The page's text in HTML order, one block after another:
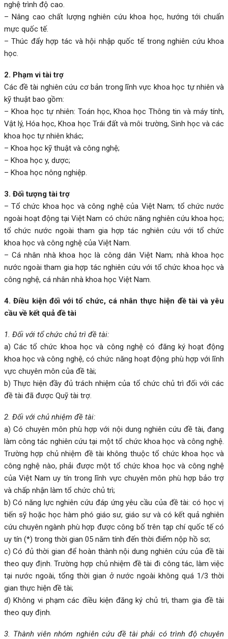
nghệ trình độ cao.
– Nâng cao chất lượng nghiên cứu khoa học, hướng tới chuẩn
mực quốc tế.
– Thúc đẩy hợp tác và hội nhập quốc tế trong nghiên cứu khoa
học.
2. Phạm vi tài trợ
Các đề tài nghiên cứu cơ bản trong lĩnh vực khoa học tự nhiên và
kỹ thuật bao gồm:
– Khoa học tự nhiên: Toán học, Khoa học Thông tin và máy tính,
Vật lý, Hóa học, Khoa học Trái đất và môi trường, Sinh học và các
khoa học tự nhiên khác;
– Khoa học kỹ thuật và công nghệ;
– Khoa học y, dược;
– Khoa học nông nghiệp.
3. Đối tượng tài trợ
– Tổ chức khoa học và công nghệ của Việt Nam; tổ chức nước
ngoài hoạt động tại Việt Nam có chức năng nghiên cứu khoa học;
tổ chức nước ngoài tham gia hợp tác nghiên cứu với tổ chức
khoa học và công nghệ của Việt Nam.
– Cá nhân nhà khoa học là công dân Việt Nam; nhà khoa học
nước ngoài tham gia hợp tác nghiên cứu với tổ chức khoa học và
công nghệ, cá nhân nhà khoa học Việt Nam.
4.Điều kiện đối với tổ chức, cá nhân thực hiện đề tài và yêu
cầu về kết quả đề tài
1. Đối với tổ chức chủ trì đề tài:
a) Các tổ chức khoa học và công nghệ có đăng ký hoạt động
khoa học và công nghệ, có chức năng hoạt động phù hợp với lĩnh
vực chuyên môn của đề tài;
b) Thực hiện đầy đủ trách nhiệm của tổ chức chủ trì đối với các
đề tài đã được Quỹ tài trợ.
2. Đối với chủ nhiệm đề tài:
a) Có chuyên môn phù hợp với nội dung nghiên cứu đề tài, đang
làm công tác nghiên cứu tại một tổ chức khoa học và công nghệ.
Trường hợp chủ nhiệm đề tài không thuộc tổ chức khoa học và
công nghệ nào, phải được một tổ chức khoa học và công nghệ
của Việt Nam uy tín trong lĩnh vực chuyên môn phù hợp bảo trợ
và chấp nhận làm tổ chức chủ trì;
b) Có năng lực nghiên cứu đáp ứng yêu cầu của đề tài: có học vị
tiến sỹ hoặc học hàm phó giáo sư, giáo sư và có kết quả nghiên
cứu chuyên ngành phù hợp được công bố trên tạp chí quốc tế có
uy tín (*) trong thời gian 05 năm tính đến thời điểm nộp hồ sơ;
c) Có đủ thời gian để hoàn thành nội dung nghiên cứu của đề tài
theo quy định. Trường hợp chủ nhiệm đề tài đi công tác, làm việc
tại nước ngoài, tổng thời gian ở nước ngoài không quá 1/3 thời
gian thực hiện đề tài;
d) Không vi phạm các điều kiện đăng ký chủ trì, tham gia đề tài
theo quy định.
3. Thành viên nhóm nghiên cứu đề tài phải có trình độ chuyên